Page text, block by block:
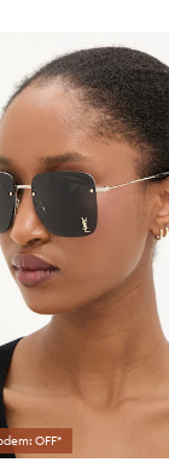
OFF*